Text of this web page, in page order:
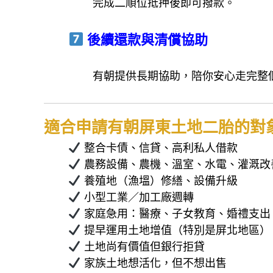
完成二順位抵押後即可撥款。
後續還款與清償協助
有朝提供長期協助，陪你安心走完整
適合申請有朝屏東土地二胎的對
整合卡債、信貸、高利私人借款
農務設備、農機、溫室、水電、灌溉改
養殖地（漁塭）修繕、設備升級
小型工業／加工廠週轉
家庭急用：醫療、子女教育、婚禮支出
提早運用土地增值（特別是屏北地區）
土地尚有價值但銀行拒貸
家族土地想活化，但不想出售